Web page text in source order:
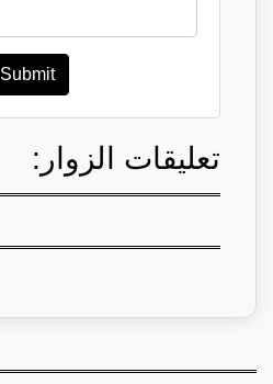
Submit
تعليقات الزوار: